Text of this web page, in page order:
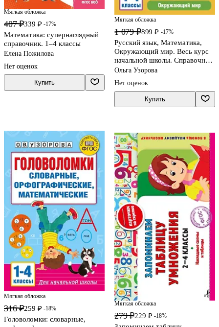
Мягкая обложка
407 ₽339 ₽ -17%
Математика: супернаглядный
справочник. 1–4 классы
Елена Пожилова
Нет оценок
Купить
Мягкая обложка
1 079 ₽899 ₽ -17%
Русский язык, Математика,
Окружающий мир. Весь курс
начальной школы. Справочник
в схемах и таблицах
Ольга Узорова
Нет оценок
Купить
Мягкая обложка
316 ₽259 ₽ -18%
Головоломки: словарные,
Мягкая обложка
279 ₽229 ₽ -18%